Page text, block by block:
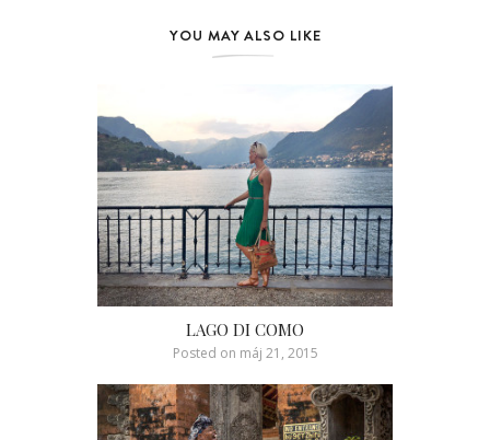
YOU MAY ALSO LIKE
LAGO DI COMO
Posted on máj 21, 2015